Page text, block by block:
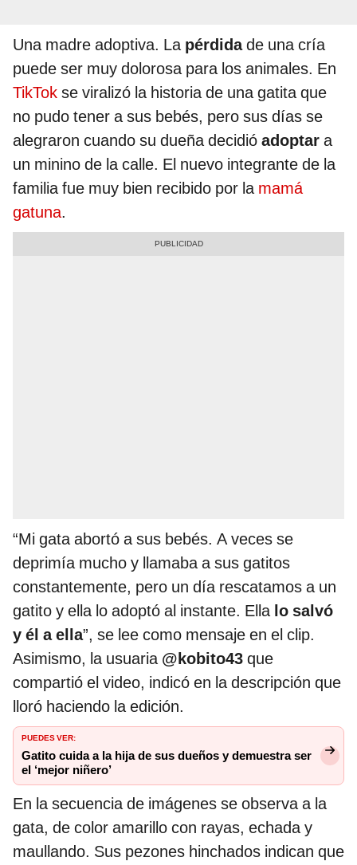
Una madre adoptiva. La pérdidade una cría
puede ser muy dolorosa para los animales. En
TikTok se viralizó la historia de una gatita que
no pudo tener a sus bebés, pero sus días se
alegraron cuando su dueña decidió adoptar a
un minino de la calle. El nuevo integrante de la
familia fue muy bien recibido por la mamá
gatuna.
“Mi gata abortó a sus bebés. A veces se
deprimía mucho y llamaba a sus gatitos
constantemente, pero un día rescatamos a un
gatito y ella lo adoptó al instante. Ellalo salvó
y él a ella”, se lee como mensaje en el clip.
Asimismo, la usuaria @kobito43 que
compartió el video, indicó en la descripción que
lloró haciendo la edición.
PUEDES VER:
Gatito cuida a la hija de sus dueños y demuestra ser
el ‘mejor niñero’
En la secuencia de imágenes se observa a la
gata, de color amarillo con rayas, echada y
maullando. Sus pezones hinchados indican que